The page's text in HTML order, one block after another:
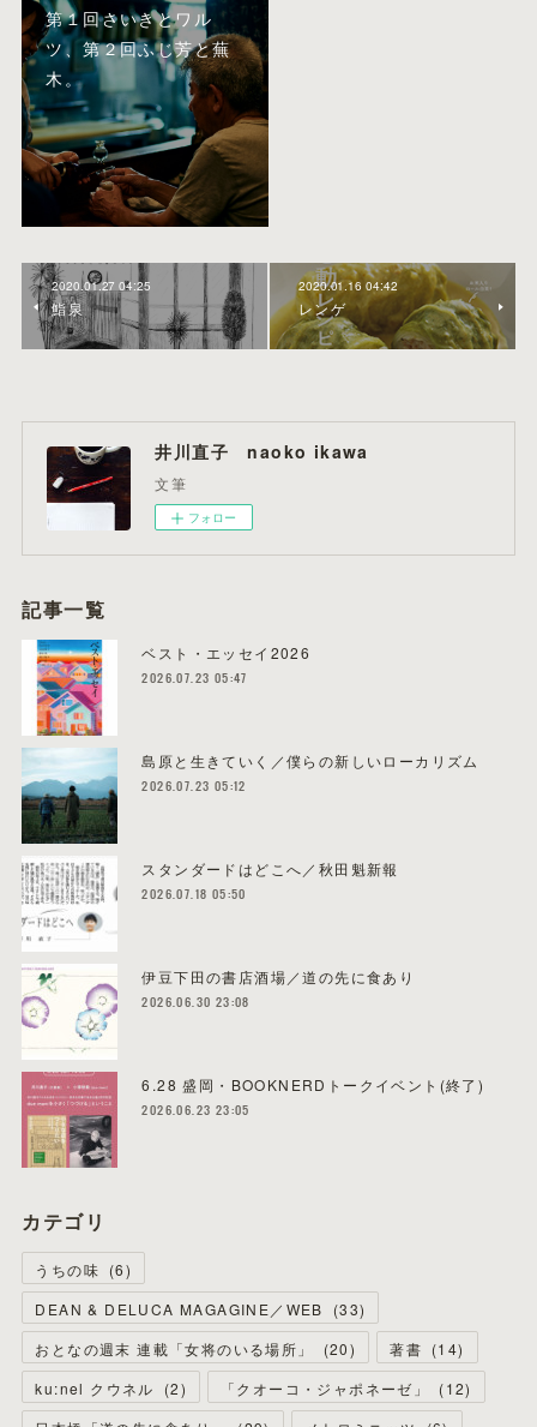
第１回さいきとワル
ツ、第２回ふじ芳と蕪
木。
2020.01.27 04:25
鮨泉
2020.01.16 04:42
レンゲ
井川直子 naoko ikawa
文筆
フォロー
記事一覧
ベスト・エッセイ2026
2026.07.23 05:47
島原と生きていく／僕らの新しいローカリズム
2026.07.23 05:12
スタンダードはどこへ／秋田魁新報
2026.07.18 05:50
伊豆下田の書店酒場／道の先に食あり
2026.06.30 23:08
6.28 盛岡・BOOKNERDトークイベント(終了)
2026.06.23 23:05
カテゴリ
うちの味 (6)
DEAN & DELUCA MAGAGINE／WEB
(33)
おとなの週末 連載「女将のいる場所」
(20) 著書 (14)
ku:nel クウネル
(2) 「クオーコ・ジャポネーゼ」 (12)